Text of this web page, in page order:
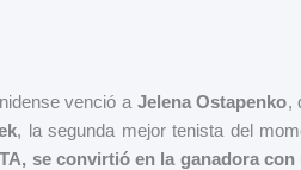
venció a Jelena Ostapenko,
, la segunda mejor tenista del
se convirtió en la ganadora